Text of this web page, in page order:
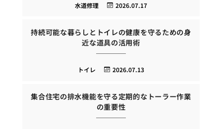
2026.07.17
水道修理
持続可能な暮らしとトイレの健康を守るための身
近な道具の活用術
2026.07.13
トイレ
集合住宅の排水機能を守る定期的なトーラー作業
の重要性